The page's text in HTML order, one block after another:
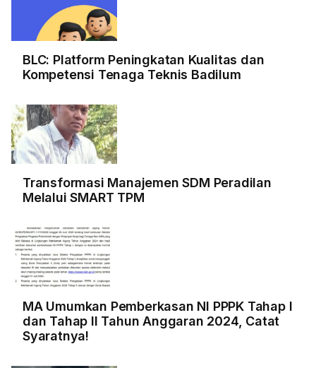
BLC: Platform Peningkatan Kualitas dan
Kompetensi Tenaga Teknis Badilum
Transformasi Manajemen SDM Peradilan
Melalui SMART TPM
MA Umumkan Pemberkasan NI PPPK Tahap I
dan Tahap II Tahun Anggaran 2024, Catat
Syaratnya!